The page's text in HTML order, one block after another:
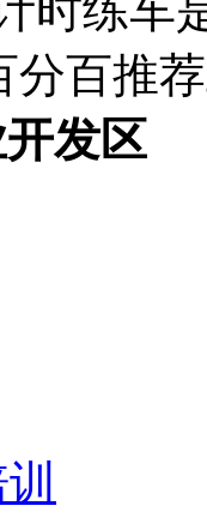
分百推
发区